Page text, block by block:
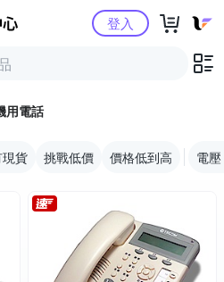
Yahoo購物中心登入
用電話
貨 挑戰低價 價格低到高 電壓